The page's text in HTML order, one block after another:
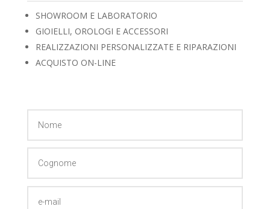
SHOWROOM E LABORATORIO
GIOIELLI, OROLOGI E ACCESSORI
REALIZZAZIONI PERSONALIZZATE E RIPARAZIONI
ACQUISTO ON-LINE